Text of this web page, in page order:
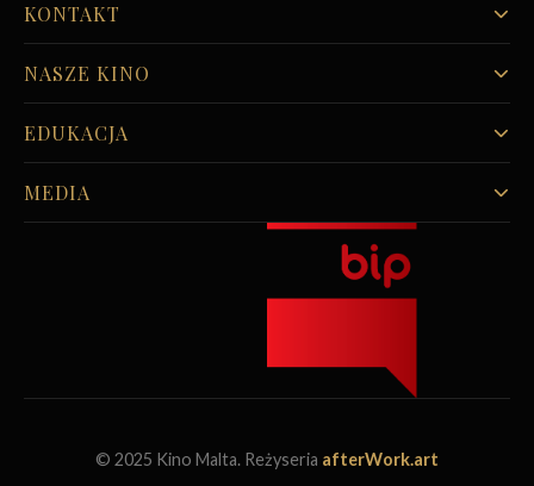
KONTAKT
NASZE KINO
EDUKACJA
MEDIA
© 2025 Kino Malta. Reżyseria afterWork.art